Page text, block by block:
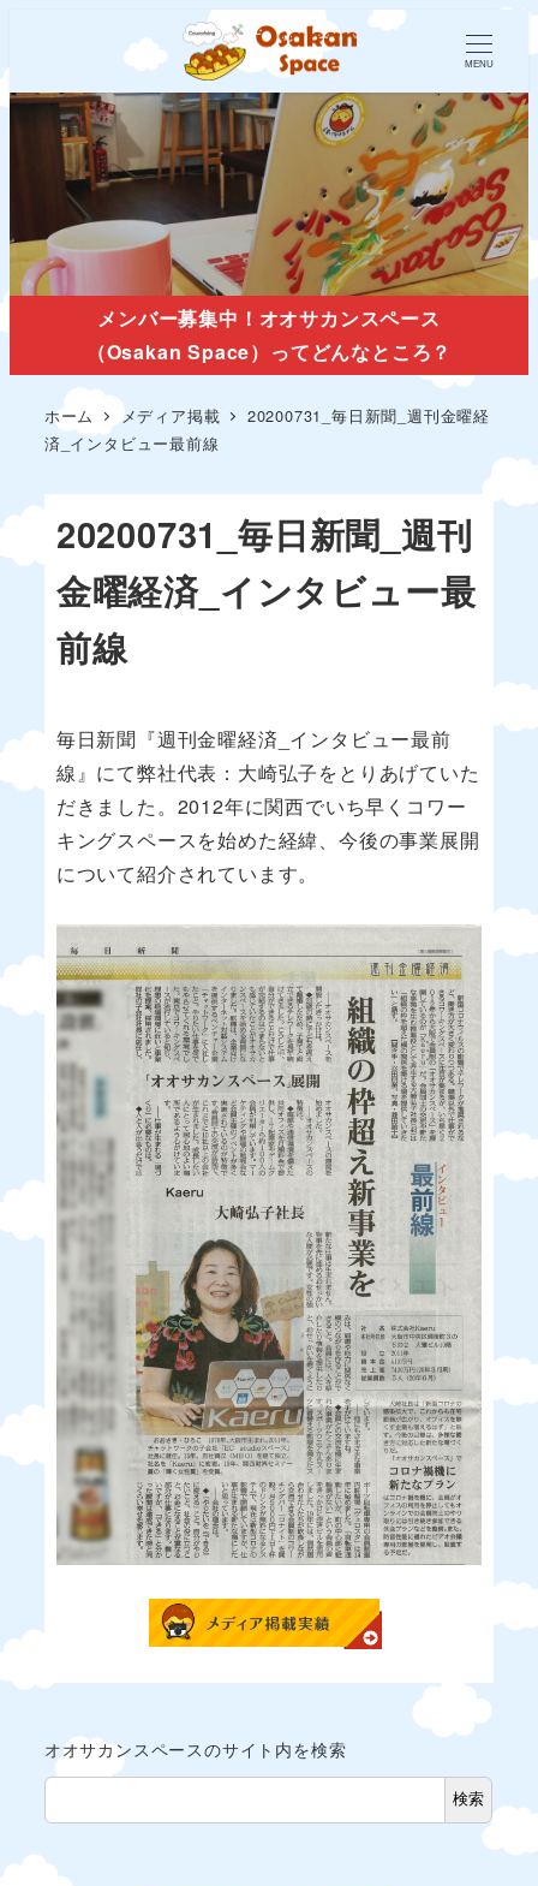
MENU
メディア掲載
メンバー募集中！オオサカンスペース
（Osakan Space）ってどんなところ？
ホーム メディア掲載
20200731_毎日新聞_週刊金曜経
済_インタビュー最前線
20200731_毎日新聞_週刊
金曜経済_インタビュー最
前線
毎日新聞『週刊金曜経済_インタビュー最前
線』にて弊社代表：大崎弘子をとりあげていた
だきました。2012年に関西でいち早くコワー
キングスペースを始めた経緯、今後の事業展開
について紹介されています。
オオサカンスペースのサイト内を検索
検索